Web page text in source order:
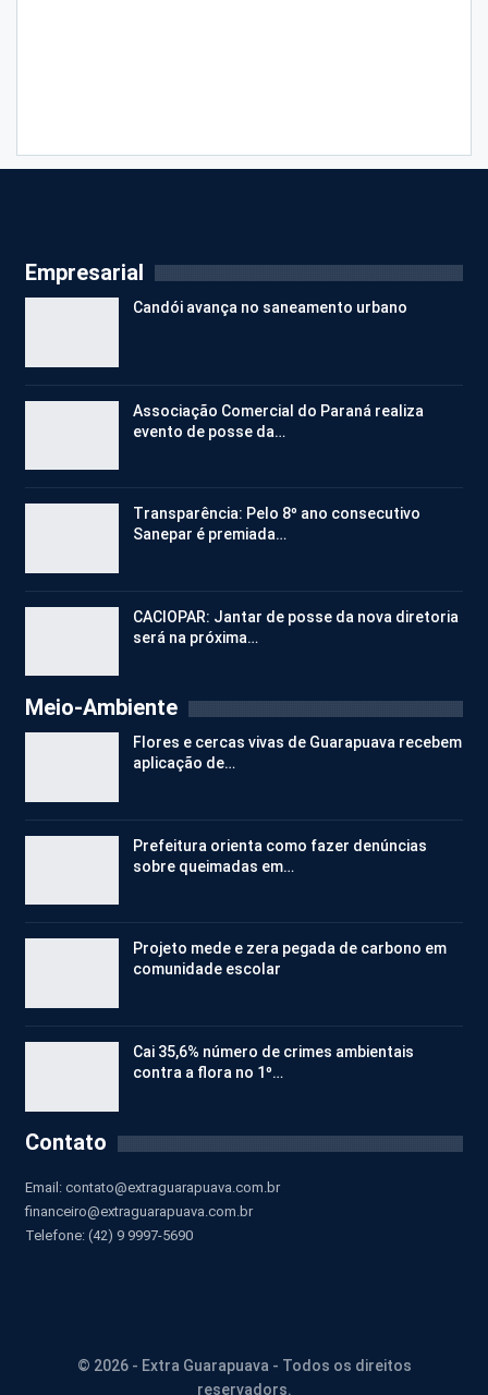
Empresarial
Candói avança no saneamento urbano
Associação Comercial do Paraná realiza
evento de posse da…
Transparência: Pelo 8º ano consecutivo
Sanepar é premiada…
CACIOPAR: Jantar de posse da nova diretoria
será na próxima…
Meio-Ambiente
Flores e cercas vivas de Guarapuava recebem
aplicação de…
Prefeitura orienta como fazer denúncias
sobre queimadas em…
Projeto mede e zera pegada de carbono em
comunidade escolar
Cai 35,6% número de crimes ambientais
contra a flora no 1º…
Contato
Email: contato@extraguarapuava.com.br
financeiro@extraguarapuava.com.br
Telefone: (42) 9 9997-5690
© 2026 - Extra Guarapuava - Todos os direitos
reservadors.